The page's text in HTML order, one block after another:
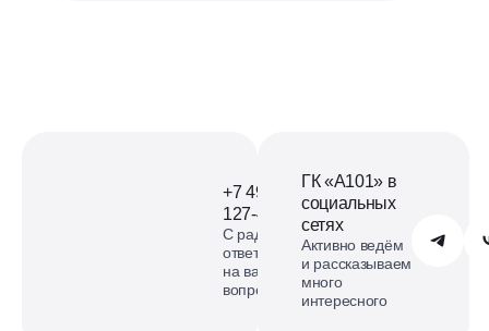
+7 495
127-40-98
С радостью
ответим
на ваши
вопросы
Обратиться в А101
ГК «А101» в
социальных
сетях
Активно ведём
и рассказываем
много
интересного